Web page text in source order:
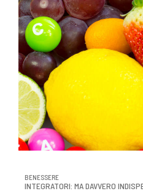
BENESSERE
INTEGRATORI: MA DAVVERO